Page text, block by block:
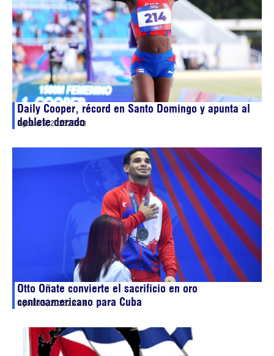
Daily Cooper, récord en Santo Domingo y apunta al
doblete dorado
agosto 5, 202623:43
Otto Oñate convierte el sacrificio en oro
centroamericano para Cuba
agosto 5, 202622:43